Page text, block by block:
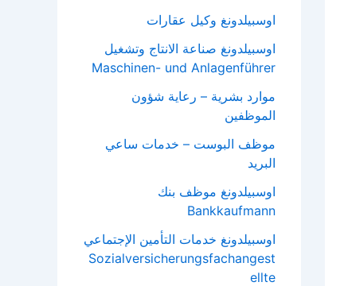
اوسبيلدونغ وكيل عقارات
اوسبيلدونغ صناعة الانتاج وتشغيل
Maschinen- und Anlagenführer
موارد بشرية – رعاية شؤون
الموظفين
موظف البوست – خدمات ساعي
البريد
اوسبيلدونغ موظف بنك
Bankkaufmann
اوسبيلدونغ خدمات التأمين الإجتماعي
Sozialversicherungsfachangest
ellte